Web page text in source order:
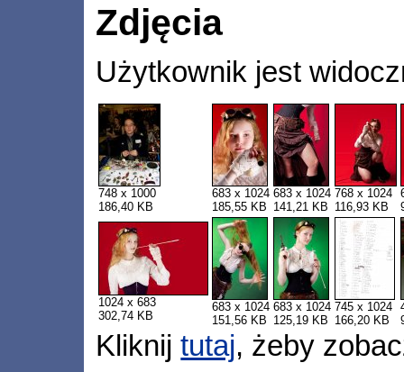
Zdjęcia
Użytkownik jest
748 x 1000
186,40 KB
683 x 1024
185,55 KB
683 x 1024
141,21 KB
768 x 1024
116,93 KB
1024 x 683
302,74 KB
683 x 1024
151,56 KB
683 x 1024
125,19 KB
745 x 1024
166,20 KB
Kliknijtutaj, żeby